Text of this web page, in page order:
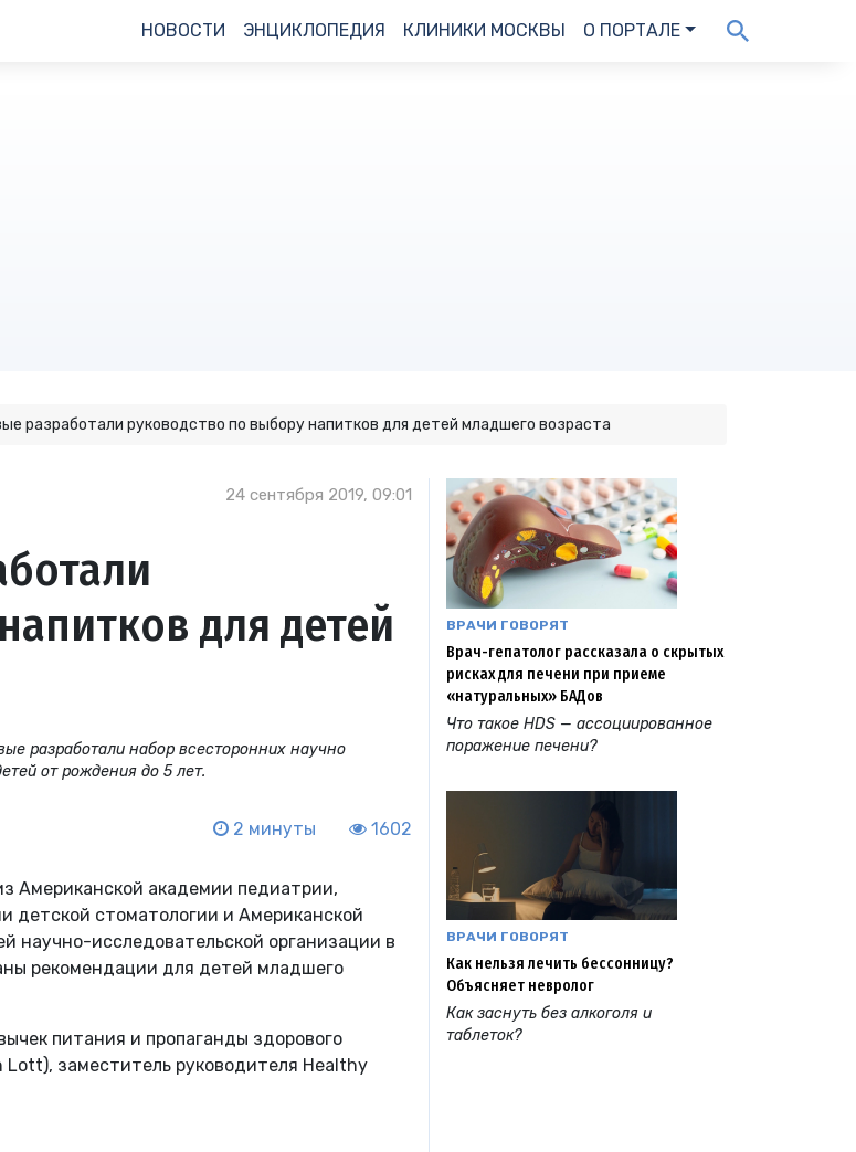
НОВОСТИ ЭНЦИКЛОПЕДИЯ КЛИНИКИ МОСКВЫ О ПОРТАЛЕ
разработали руководство по выбору напитков для детей младшего возраста
24 сентября 2019, 09:01
для детей
разработали набор всесторонних научно
от рождения до 5 лет.
2 минуты 1602
Американской академии педиатрии,
детской стоматологии и Американской
научно-исследовательской организации в
рекомендации для детей младшего
питания и пропаганды здорового
Lott), заместитель руководителя Healthy
ВРАЧИ ГОВОРЯТ
Врач-гепатолог рассказала о скрытых
рисках для печени при приеме
«натуральных» БАДов
Что такое HDS — ассоциированное
поражение печени?
ВРАЧИ ГОВОРЯТ
Как нельзя лечить бессонницу?
Объясняет невролог
Как заснуть без алкоголя и
таблеток?